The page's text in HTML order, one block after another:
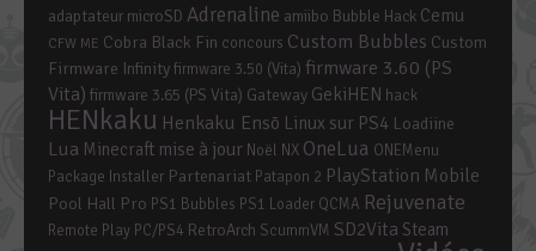
adaptateur microSD Adrenaline amiibo Bubble Hack Cemu
CFW ME Cobra Black Fin concours Custom Bubbles Custom
Firmware Infinityfirmware 3.50 (Vita) firmware 3.60 (PS
Vita) firmware 3.65 (PS Vita) Gateway GekiHEN hack
HENkaku Henkaku Ensō Linux sur PS4 Loadiine
Lua Minecraft mise à jour Noël NX OneLua ONEMenu
Package Installer Partenariat Patapon 2 PlayStation Mobile
Pool Hall Pro PS1 Bubbles PS1 Loader QCMA Rejuvenate
Remote Play PC/PS4 RetroArch ScummVM SD2Vita Steam